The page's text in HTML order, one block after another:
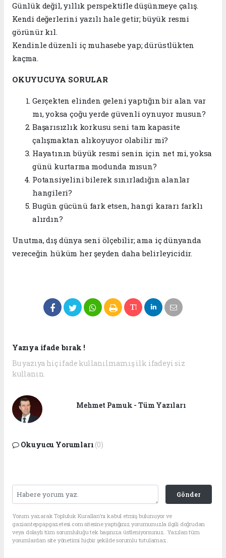
Günlük değil, yıllık perspektifle düşünmeye çalış.
Kendi değerlerini yazılı hale getir; büyük resmi
görünür kıl.
Kendinle düzenli iç muhasebe yap; dürüstlükten
kaçma.
OKUYUCUYA SORULAR
Gerçekten elinden geleni yaptığın bir alan var
mı, yoksa çoğu yerde güvenli oynuyor musun?
Başarısızlık korkusu seni tam kapasite
çalışmaktan alıkoyuyor olabilir mi?
Hayatının büyük resmi senin için net mi, yoksa
günü kurtarma modunda mısun?
Potansiyelini bilerek sınırladığın alanlar
hangileri?
Bugün gücünü fark etsen, hangi kararı farklı
alırdın?
Unutma, dış dünya seni ölçebilir; ama iç dünyanda
vereceğin hüküm her şeyden daha belirleyicidir.
Yazıya ifade bırak !
Bu yazıya hiç ifade kullanılmamış ilk ifadeyi siz
kullanın.
Mehmet Pamuk - Tüm Yazıları
Okuyucu Yorumları (0)
Gönder
Yorum yazarak Topluluk Kuralları’nı kabul etmiş bulunuyor ve
gaziantepgapgazetesi.com sitesine yaptığınız yorumunuzla ilgili doğrudan
veya dolaylı tüm sorumluluğu tek başınıza üstleniyorsunuz. Yazılan tüm
yorumlardan site yönetimi hiçbir şekilde sorumlu tutulamaz.